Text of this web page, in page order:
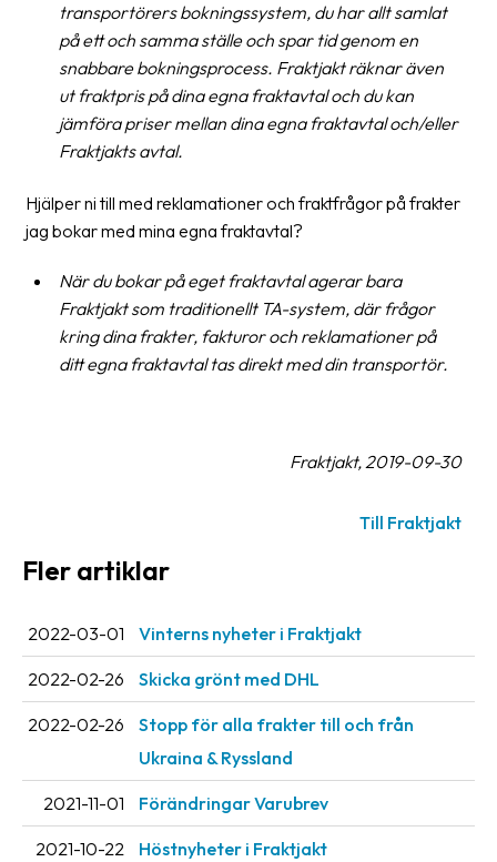
transportörers bokningssystem, du har allt samlat
på ett och samma ställe och spar tid genom en
snabbare bokningsprocess. Fraktjakt räknar även
ut fraktpris på dina egna fraktavtal och du kan
jämföra priser mellan dina egna fraktavtal och/eller
Fraktjakts avtal.
Hjälper ni till med reklamationer och fraktfrågor på frakter
jag bokar med mina egna fraktavtal?
När du bokar på eget fraktavtal agerar bara
Fraktjakt som traditionellt TA-system, där frågor
kring dina frakter, fakturor och reklamationer på
ditt egna fraktavtal tas direkt med din transportör.
Fraktjakt, 2019-09-30
Till Fraktjakt
Fler artiklar
2022-03-01 Vinterns nyheter i Fraktjakt
2022-02-26 Skicka grönt med DHL
2022-02-26
Stopp för alla frakter till och från
Ukraina & Ryssland
2021-11-01 Förändringar Varubrev
2021-10-22 Höstnyheter i Fraktjakt